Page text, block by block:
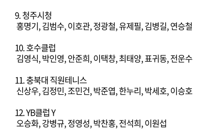
9. 청주시청
홍명기, 김범수, 이호관, 정광철, 유제필, 김병길, 연승철
10. 호수클럽
김영식, 박인영, 안준희, 이택창, 최태양, 표귀동, 전운수
11. 충북대 직원테니스
신상우, 김정민, 조민건, 박준엽, 한누리, 박세호, 이승호
12. YB클럽 Y
오승화, 강병규, 정영성, 박찬홍, 전석희, 이원섭